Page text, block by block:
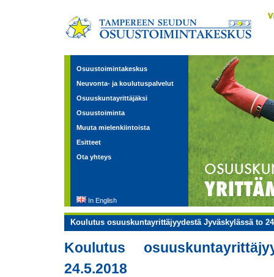
Osuustoimintakeskus
Neuvonta- ja koulutuspalvelut
Osuuskuntayrittäjäksi
Osuustoiminta
Muuta mielenkiintoista
Esitteet
Ota yhteys
In English
Koulutus osuuskuntayrittäjyydestä Jyväskylässä to
Koulutus
24.5.2018